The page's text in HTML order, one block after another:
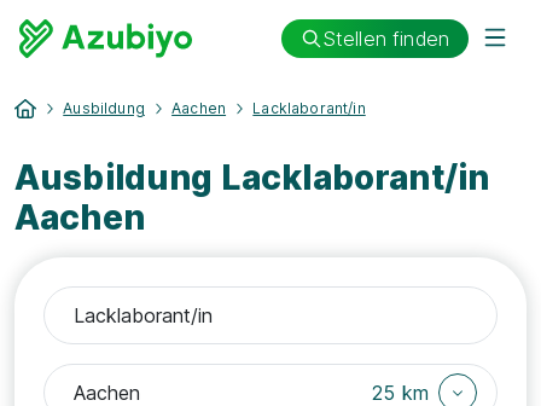
Stellen finden
Ausbildung Aachen Lacklaborant/in
Ausbildung Lacklaborant/in
Aachen
25 km